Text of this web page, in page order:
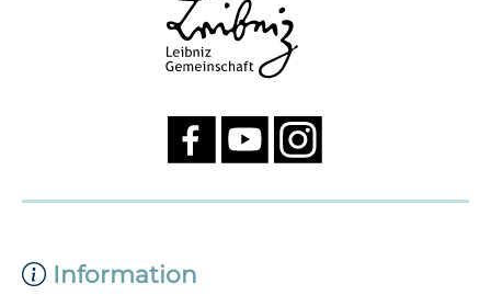
Information